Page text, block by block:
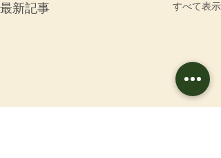
最新記事 すべて表示